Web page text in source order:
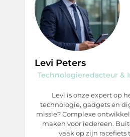
Levi Peters
Technologieredacteur &
Levi is onze expert op
technologie, gadgets en
missie? Complexe
maken voor iedereen.
vaak op zijn racefiets